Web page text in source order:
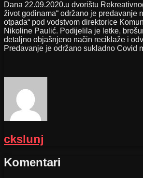
Dana 22.09.2020.u dvorištu
život godinama“ održano je predavanje
otpada“ pod vodstvom direktorice
Nikoline Paulić. Podijelila je letke,
detaljno objašnjeno način reciklaže i
Predavanje je održano sukladno Covid
ckslunj
Komentari